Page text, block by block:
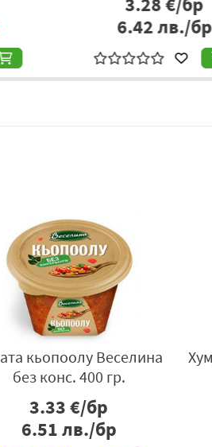
„А. Стоянов” №6, тел / факс : 058/60
кьопоолу Веселина
без конс. 400 гр.
3.33€/бр
6.51лв./бр